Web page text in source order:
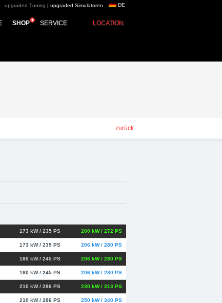
group -
DE
LOCATION
SERVICE
SHOP
upgraded Tuning | upgraded Simulatoren
zurück
200 kW / 272 PS
173 kW / 235 PS
206 kW / 280 PS
173 kW / 235 PS
206 kW / 280 PS
180 kW / 245 PS
206 kW / 280 PS
180 kW / 245 PS
230 kW / 313 PS
210 kW / 286 PS
250 kW / 340 PS
210 kW / 286 PS